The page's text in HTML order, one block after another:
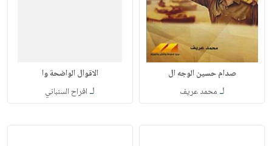
صدام حسين الوجه ال
لـ محمد عريف
الاقوال الواضحة وا
لـ افراح السنباني